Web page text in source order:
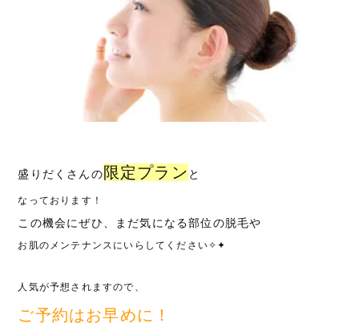
盛りだくさんの限定プラン と
なっております！
この機会にぜひ、まだ気になる部位の脱毛や
お肌のメンテナンスにいらしてください✧✦
人気が予想されますので、
ご予約はお早めに！